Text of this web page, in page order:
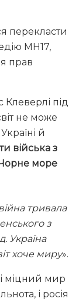
перекласти
МН17,
прав
під
не може
й
війська з
Чорне море
тривала
з
Україна
хоче миру».
міцний мир
і росія